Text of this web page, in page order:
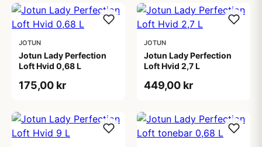
JOTUN
Jotun Lady Perfection
Loft Hvid 0,68 L
175,00 kr
JOTUN
Jotun Lady Perfection
Loft Hvid 2,7 L
449,00 kr